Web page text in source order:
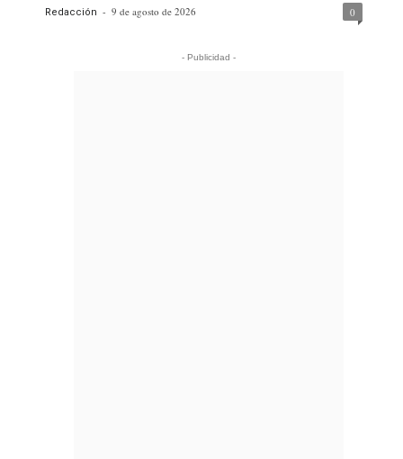
Redacción - 9 de agosto de 2026 0
- Publicidad -